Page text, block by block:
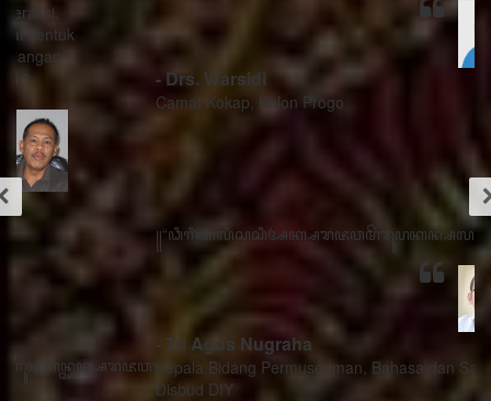
- Drs. Warsidi
Camat Kokap, Kulon Progo
- Tri Agus Nugraha
Kepala Bidang Permuseuman, Bahasa dan Sastra
Disbud DIY